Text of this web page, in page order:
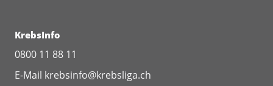
KrebsInfo
0800 11 88 11
E-Mail krebsinfo@krebsliga.ch